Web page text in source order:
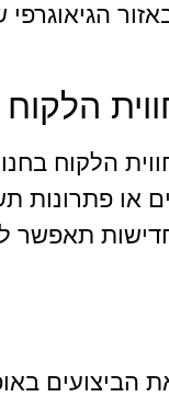
הלקוח
הלקוח
או פתרונות
חדישות